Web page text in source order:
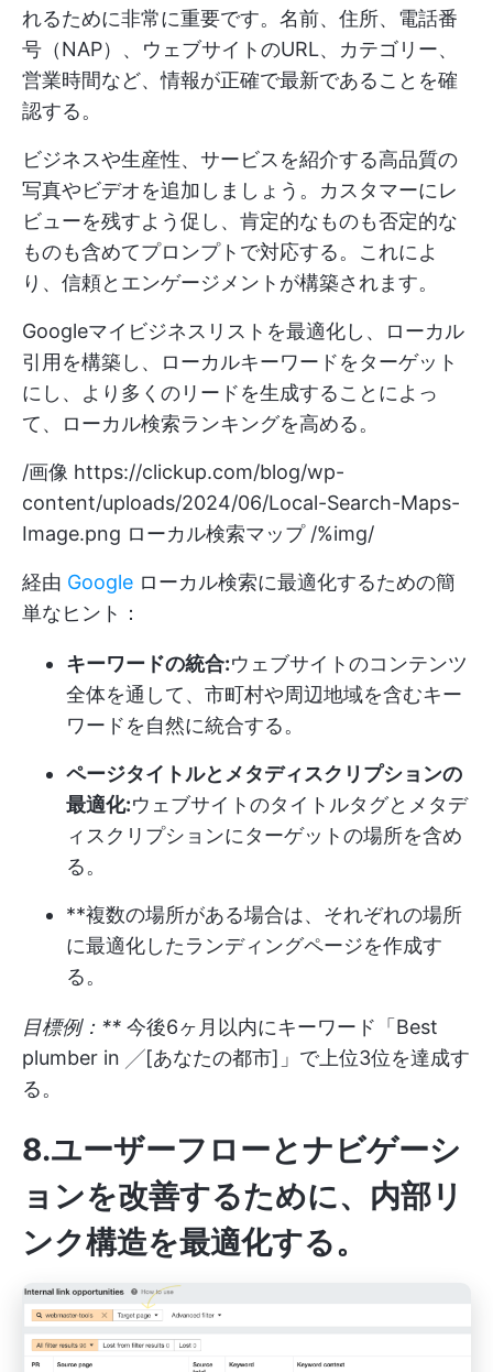
れるために非常に重要です。名前、住所、電話番
号（NAP）、ウェブサイトのURL、カテゴリー、
営業時間など、情報が正確で最新であることを確
認する。
ビジネスや生産性、サービスを紹介する高品質の
写真やビデオを追加しましょう。カスタマーにレ
ビューを残すよう促し、肯定的なものも否定的な
ものも含めてプロンプトで対応する。これによ
り、信頼とエンゲージメントが構築されます。
Googleマイビジネスリストを最適化し、ローカル
引用を構築し、ローカルキーワードをターゲット
にし、より多くのリードを生成することによっ
て、ローカル検索ランキングを高める。
/画像 https://clickup.com/blog/wp-
content/uploads/2024/06/Local-Search-Maps-
Image.png ローカル検索マップ /%img/
経由 Google ローカル検索に最適化するための簡
単なヒント：
キーワードの統合:ウェブサイトのコンテンツ
全体を通して、市町村や周辺地域を含むキー
ワードを自然に統合する。
ページタイトルとメタディスクリプションの
最適化:ウェブサイトのタイトルタグとメタデ
ィスクリプションにターゲットの場所を含め
る。
**複数の場所がある場合は、それぞれの場所
に最適化したランディングページを作成す
る。
目標例：** 今後6ヶ月以内にキーワード「Best
plumber in ╱[あなたの都市]」で上位3位を達成す
る。
8.ユーザーフローとナビゲーシ
ョンを改善するために、内部リ
ンク構造を最適化する。